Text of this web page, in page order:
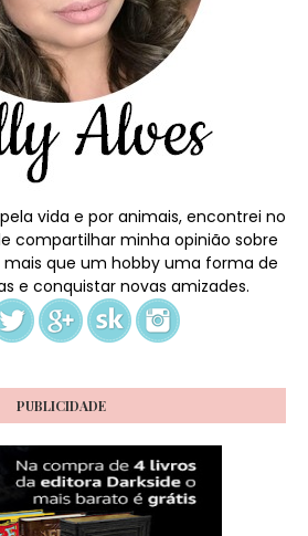
vida e por animais, encontrei no
compartilhar minha opinião sobre
mais que um hobby uma forma de
e conquistar novas amizades.
PUBLICIDADE